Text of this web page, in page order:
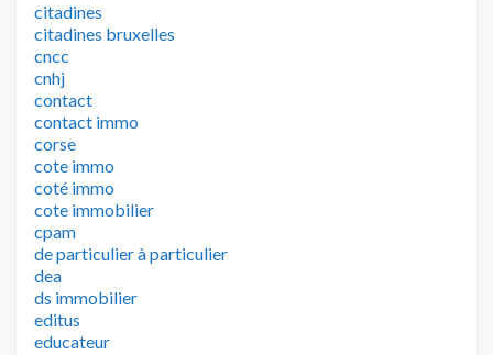
citadines
citadines bruxelles
cncc
cnhj
contact
contact immo
corse
cote immo
coté immo
cote immobilier
cpam
de particulier à particulier
dea
ds immobilier
editus
educateur